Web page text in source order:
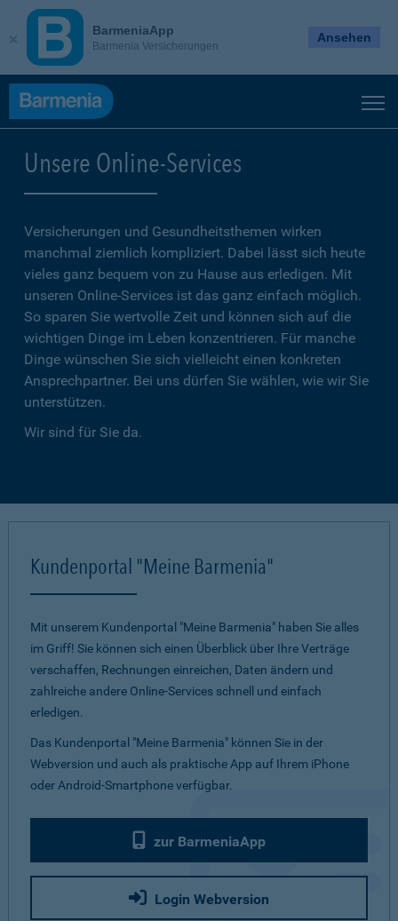
Unsere Online-Services
Versicherungen und Gesundheitsthemen wirken
manchmal ziemlich kompliziert. Dabei lässt sich heute
vieles ganz bequem von zu Hause aus erledigen. Mit
unseren Online-Services ist das ganz einfach möglich.
So sparen Sie wertvolle Zeit und können sich auf die
wichtigen Dinge im Leben konzentrieren. Für manche
Dinge wünschen Sie sich vielleicht einen konkreten
Ansprechpartner. Bei uns dürfen Sie wählen, wie wir Sie
unterstützen.
Wir sind für Sie da.
Kundenportal "Meine Barmenia"
Mit unserem Kundenportal "Meine Barmenia" haben Sie alles
im Griff! Sie können sich einen Überblick über Ihre Verträge
verschaffen, Rechnungen einreichen, Daten ändern und
zahlreiche andere Online-Services schnell und einfach
erledigen.
Das Kundenportal "Meine Barmenia" können Sie in der
Webversion und auch als praktische App auf Ihrem iPhone
oder Android-Smartphone verfügbar.
zur BarmeniaApp
Login Webversion
BarmeniaApp
Barmenia Versicherungen
Ansehen